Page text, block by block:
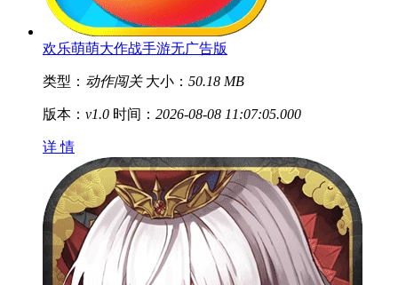
欢乐萌萌大作战手游无广告版
类型： 动作闯关 大小： 50.18 MB
版本： v1.0 时间： 2026-08-08 11:07:05.000
详 情